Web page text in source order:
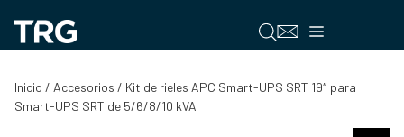
contenido
Menú
Inicio / Accesorios / Kit de rieles APC Smart-UPS SRT 19″ para
Smart-UPS SRT de 5/6/8/10 kVA